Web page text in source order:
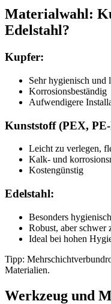
Materialwahl:
Edelstahl?
Kupfer:
Sehr hygienisch und
Korrosionsbeständig
Aufwendigere
Kunststoff (PEX,
Leicht zu verlegen,
Kalk- und
Kostengünstig
Edelstahl:
Besonders hygienisch
Robust, aber schwer
Ideal bei hohen
Tipp:
Materialien.
Werkzeug und